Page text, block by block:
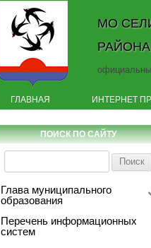
МО
ГЛАВНАЯ ИНТЕРНЕТ
ПОИСК ПО САЙТУ
Глава муниципального
образования
Перечень информационных
систем